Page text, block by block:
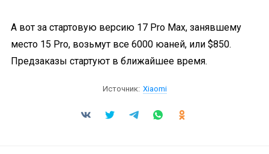
А вот за стартовую версию 17 Pro Max, занявшему
место 15 Pro, возьмут все 6000 юаней, или $850.
Предзаказы стартуют в ближайшее время.
Источник: Xiaomi